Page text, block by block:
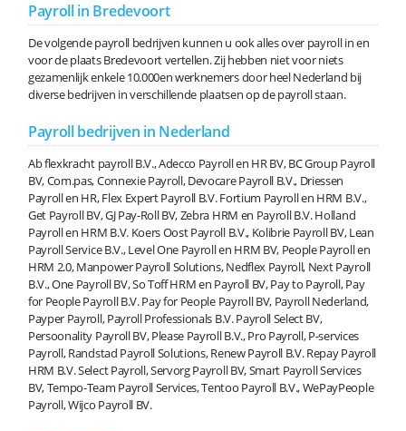
Payroll in Bredevoort
De volgende payroll bedrijven kunnen u ook alles over payroll in en
voor de plaats Bredevoort vertellen. Zij hebben niet voor niets
gezamenlijk enkele 10.000en werknemers door heel Nederland bij
diverse bedrijven in verschillende plaatsen op de payroll staan.
Payroll bedrijven in Nederland
Ab flexkracht payroll B.V., Adecco Payroll en HR BV, BC Group Payroll
BV, Com.pas, Connexie Payroll, Devocare Payroll B.V., Driessen
Payroll en HR, Flex Expert Payroll B.V. Fortium Payroll en HRM B.V.,
Get Payroll BV, GJ Pay-Roll BV, Zebra HRM en Payroll B.V. Holland
Payroll en HRM B.V. Koers Oost Payroll B.V., Kolibrie Payroll BV, Lean
Payroll Service B.V., Level One Payroll en HRM BV, People Payroll en
HRM 2.0, Manpower Payroll Solutions, Nedflex Payroll, Next Payroll
B.V., One Payroll BV, So Toff HRM en Payroll BV, Pay to Payroll, Pay
for People Payroll B.V. Pay for People Payroll BV, Payroll Nederland,
Payper Payroll, Payroll Professionals B.V. Payroll Select BV,
Persoonality Payroll BV, Please Payroll B.V., Pro Payroll, P-services
Payroll, Randstad Payroll Solutions, Renew Payroll B.V. Repay Payroll
HRM B.V. Select Payroll, Servorg Payroll BV, Smart Payroll Services
BV, Tempo-Team Payroll Services, Tentoo Payroll B.V., WePayPeople
Payroll, Wijco Payroll BV.